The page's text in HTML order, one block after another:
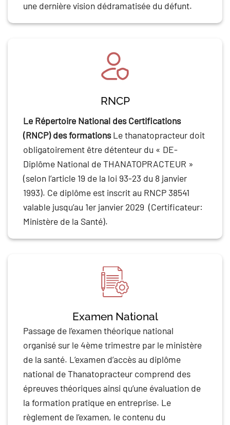
une dernière vision dédramatisée du défunt.
RNCP
Le Répertoire National des Certifications
(RNCP) des formationsLe thanatopracteur doit
obligatoirement être détenteur du « DE-
Diplôme National de THANATOPRACTEUR »
(selon l’article 19 de la loi 93-23 du 8 janvier
1993). Ce diplôme est inscrit au RNCP 38541
valable jusqu’au 1er janvier 2029 (Certificateur:
Ministère de la Santé).
Examen National
Passage de l’examen théorique national
organisé sur le 4ème trimestre par le ministère
de la santé. L’examen d’accès au diplôme
national de Thanatopracteur comprend des
épreuves théoriques ainsi qu’une évaluation de
la formation pratique en entreprise. Le
règlement de l’examen, le contenu du